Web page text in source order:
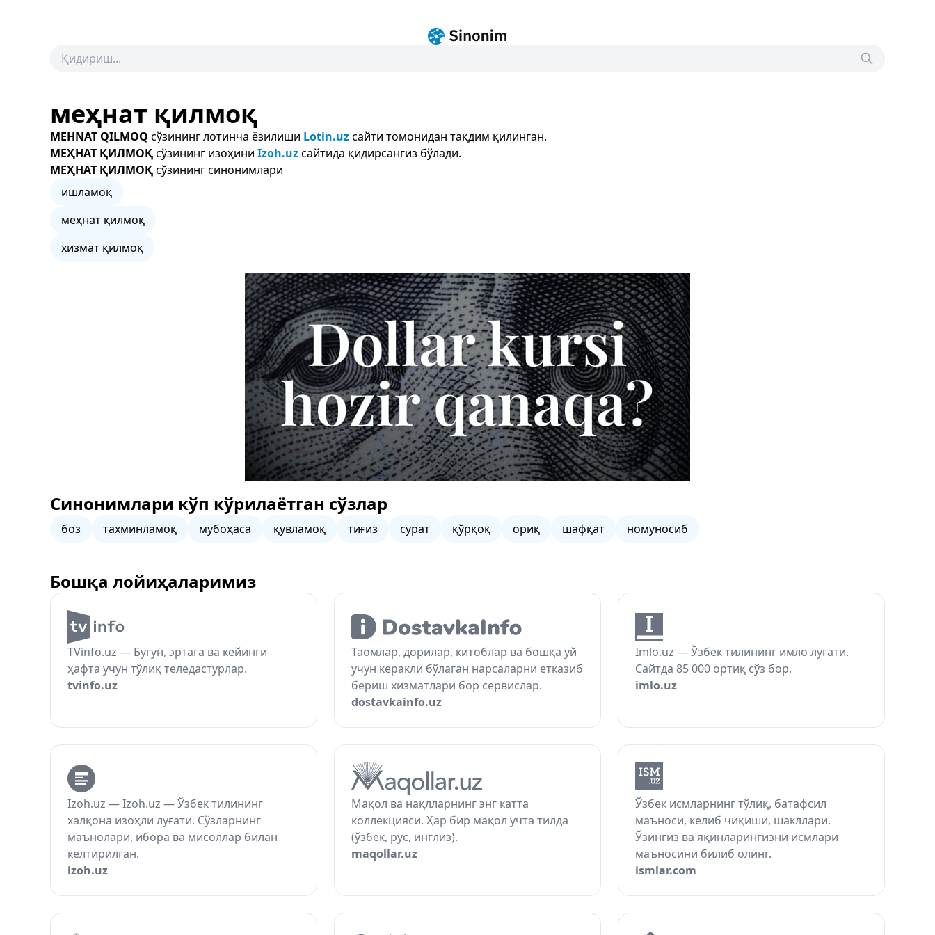
меҳнат қилмоқ
MEHNAT QILMOQ сўзининг лотинча ёзилиши Lotin.uzсайти томонидан тақдим қилинган.
МЕҲНАТ ҚИЛМОҚсўзининг изоҳини Izoh.uzсайтида қидирсангиз бўлади.
МЕҲНАТ ҚИЛМОҚсўзининг синонимлари
ишламоқ
меҳнат қилмоқ
хизмат қилмоқ
Синонимлари кўп кўрилаётган сўзлар
боз тахминламоқ мубоҳаса қувламоқ тиғиз сурат қўрқоқ ориқ шафқат номуносиб
Бошқа лойиҳаларимиз
TVinfo.uz — Бугун, эртага ва кейинги
ҳафта учун тўлиқ теледастурлар.
tvinfo.uz
Таомлар, дорилар, китоблар ва бошқа уй
учун керакли бўлаган нарсаларни етказиб
бериш хизматлари бор сервислар.
dostavkainfo.uz
Imlo.uz — Ўзбек тилининг имло луғати.
Сайтда 85 000 ортиқ сўз бор.
imlo.uz
Izoh.uz — Izoh.uz — Ўзбек тилининг
халқона изоҳли луғати. Сўзларнинг
маънолари, ибора ва мисоллар билан
келтирилган.
izoh.uz
Мақол ва нақлларнинг энг катта
коллекцияси. Ҳар бир мақол учта тилда
(ўзбек, рус, инглиз).
maqollar.uz
Ўзбек исмларнинг тўлиқ, батафсил
маъноси, келиб чиқиши, шакллари.
Ўзингиз ва яқинларингизни исмлари
маъносини билиб олинг.
ismlar.com